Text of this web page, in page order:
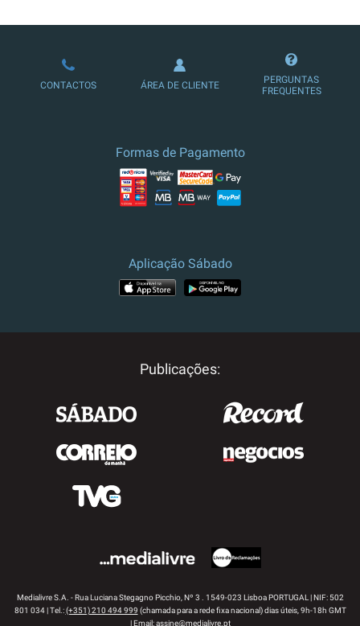
LOJA DE ASSINATURAS
CONTACTOS ÁREA DE CLIENTE
PERGUNTAS
FREQUENTES
Formas de Pagamento
Aplicação Sábado
Publicações:
Medialivre S.A. - Rua Luciana Stegagno Picchio, Nº 3 . 1549-023 Lisboa PORTUGAL | NIF: 502
801 034 | Tel.:(+351) 210 494 999 (chamada para a rede fixa nacional) dias úteis, 9h-18h GMT
| Email:assine@medialivre.pt